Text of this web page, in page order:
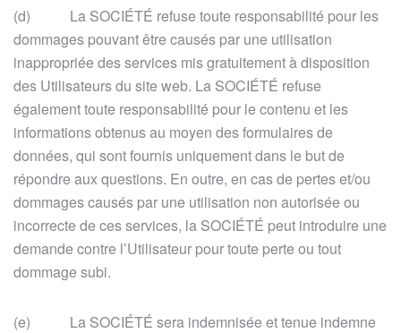
(d) La SOCIÉTÉ refuse toute responsabilité pour les
dommages pouvant être causés par une utilisation
inappropriée des services mis gratuitement à disposition
des Utilisateurs du site web. La SOCIÉTÉ refuse
également toute responsabilité pour le contenu et les
informations obtenus au moyen des formulaires de
données, qui sont fournis uniquement dans le but de
répondre aux questions. En outre, en cas de pertes et/ou
dommages causés par une utilisation non autorisée ou
incorrecte de ces services, la SOCIÉTÉ peut introduire une
demande contre l’Utilisateur pour toute perte ou tout
dommage subi.
(e) La SOCIÉTÉ sera indemnisée et tenue indemne